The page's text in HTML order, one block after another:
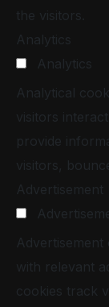
the visitors.
Analytics
Analytics
Analytical
visitors
provide
visitors,
Advertisement
with relevant
cookies track